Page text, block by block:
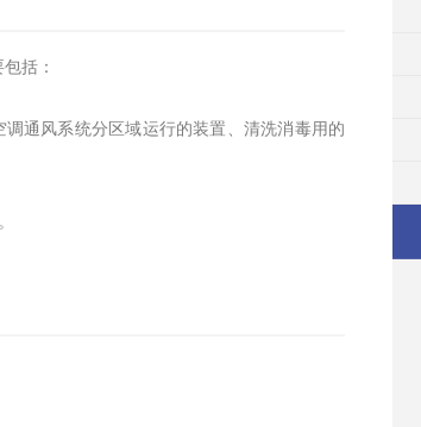
括：
通风系统分区域运行的装置、清洗消毒用的